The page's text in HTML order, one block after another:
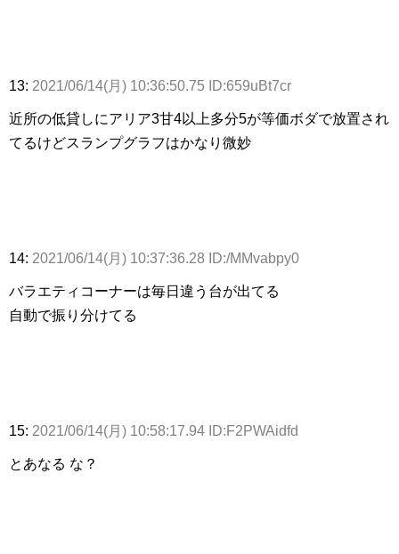
13: 2021/06/14(月) 10:36:50.75 ID:659uBt7cr
近所の低貸しにアリア3甘4以上多分5が等価ボダで放置され
てるけどスランプグラフはかなり微妙
14: 2021/06/14(月) 10:37:36.28 ID:/MMvabpy0
バラエティコーナーは毎日違う台が出てる
自動で振り分けてる
15: 2021/06/14(月) 10:58:17.94 ID:F2PWAidfd
とあなる な？